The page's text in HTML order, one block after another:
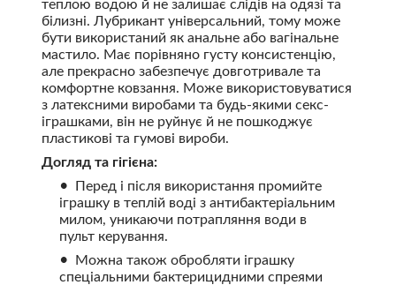
теплою водою й не залишає слідів на одязі та
білизні. Лубрикант універсальний, тому може
бути використаний як анальне або вагінальне
мастило. Має порівняно густу консистенцію,
але прекрасно забезпечує довготривале та
комфортне ковзання. Може використовуватися
з латексними виробами та будь-якими секс-
іграшками, він не руйнує й не пошкоджує
пластикові та гумові вироби.
Догляд та гігієна:
Перед і після використання промийте
іграшку в теплій воді з антибактеріальним
милом, уникаючи потрапляння води в
пульт керування.
Можна також обробляти іграшку
спеціальними бактерицидними спреями